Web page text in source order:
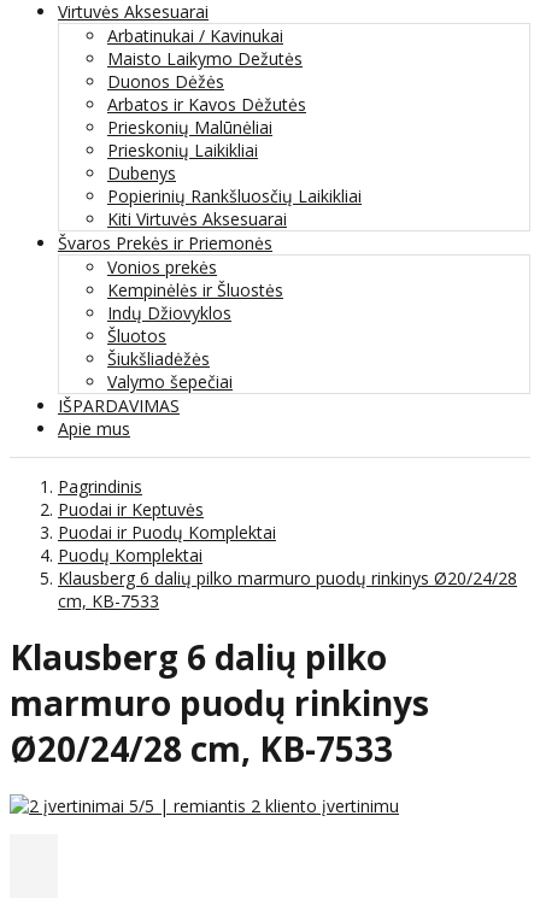
Virtuvės Aksesuarai
Arbatinukai / Kavinukai
Maisto Laikymo Dežutės
Duonos Dėžės
Arbatos ir Kavos Dėžutės
Prieskonių Malūnėliai
Prieskonių Laikikliai
Dubenys
Popierinių Rankšluosčių Laikikliai
Kiti Virtuvės Aksesuarai
Švaros Prekės ir Priemonės
Vonios prekės
Kempinėlės ir Šluostės
Indų Džiovyklos
Šluotos
Šiukšliadėžės
Valymo šepečiai
IŠPARDAVIMAS
Apie mus
Pagrindinis
Puodai ir Keptuvės
Puodai ir Puodų Komplektai
Puodų Komplektai
Klausberg 6 dalių pilko marmuro puodų rinkinys Ø20/24/28
cm, KB-7533
Klausberg 6 dalių pilko
marmuro puodų rinkinys
Ø20/24/28 cm, KB-7533
5/5 | remiantis 2 kliento įvertinimu